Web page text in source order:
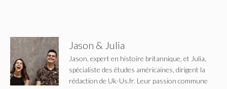
Jason & Julia
Jason, expert en histoire britannique, et Julia,
spécialiste des études américaines, dirigent la
rédaction de Uk-Us.fr. Leur passion commune